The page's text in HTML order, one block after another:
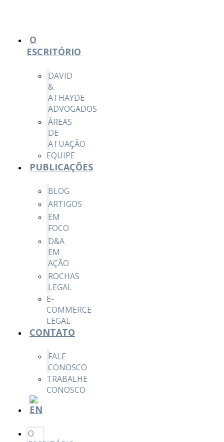
O
ESCRITÓRIO
DAVID
&
ATHAYDE
ADVOGADOS
ÁREAS
DE
ATUAÇÃO
EQUIPE
PUBLICAÇÕES
BLOG
ARTIGOS
EM
FOCO
D&A
EM
AÇÃO
ROCHAS
LEGAL
E-
COMMERCE
LEGAL
CONTATO
FALE
CONOSCO
TRABALHE
CONOSCO
O